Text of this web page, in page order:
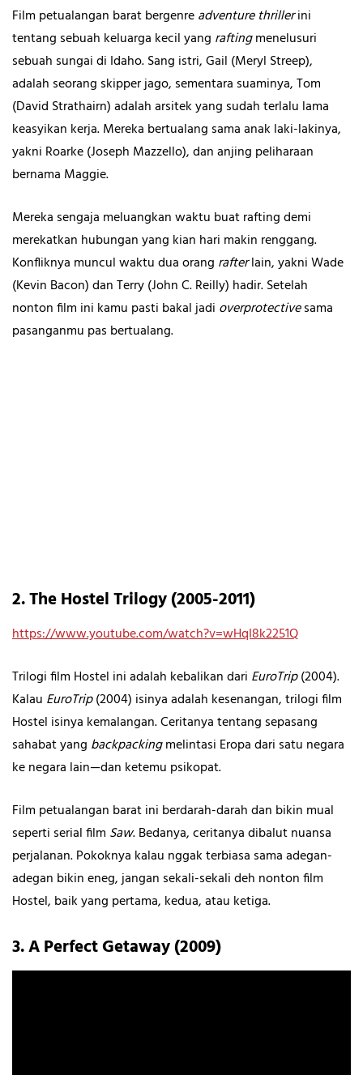
Film petualangan barat bergenreadventure thrillerini
tentang sebuah keluarga kecil yang raftingmenelusuri
sebuah sungai di Idaho. Sang istri, Gail (Meryl Streep),
adalah seorang skipper jago, sementara suaminya, Tom
(David Strathairn) adalah arsitek yang sudah terlalu lama
keasyikan kerja. Mereka bertualang sama anak laki-lakinya,
yakni Roarke (Joseph Mazzello), dan anjing peliharaan
bernama Maggie.
Mereka sengaja meluangkan waktu buat rafting demi
merekatkan hubungan yang kian hari makin renggang.
Konfliknya muncul waktu dua orang rafterlain, yakni Wade
(Kevin Bacon) dan Terry (John C. Reilly) hadir. Setelah
nonton film ini kamu pasti bakal jadi overprotectivesama
pasanganmu pas bertualang.
2. The Hostel Trilogy (2005-2011)
https://www.youtube.com/watch?v=wHqI8k2251Q
Trilogi film Hostel ini adalah kebalikan dari EuroTrip(2004).
Kalau EuroTrip(2004) isinya adalah kesenangan, trilogi film
Hostel isinya kemalangan. Ceritanya tentang sepasang
sahabat yang backpackingmelintasi Eropa dari satu negara
ke negara lain—dan ketemu psikopat.
Film petualangan barat ini berdarah-darah dan bikin mual
seperti serial film Saw. Bedanya, ceritanya dibalut nuansa
perjalanan. Pokoknya kalau nggak terbiasa sama adegan-
adegan bikin eneg, jangan sekali-sekali deh nonton film
Hostel, baik yang pertama, kedua, atau ketiga.
3. A Perfect Getaway (2009)